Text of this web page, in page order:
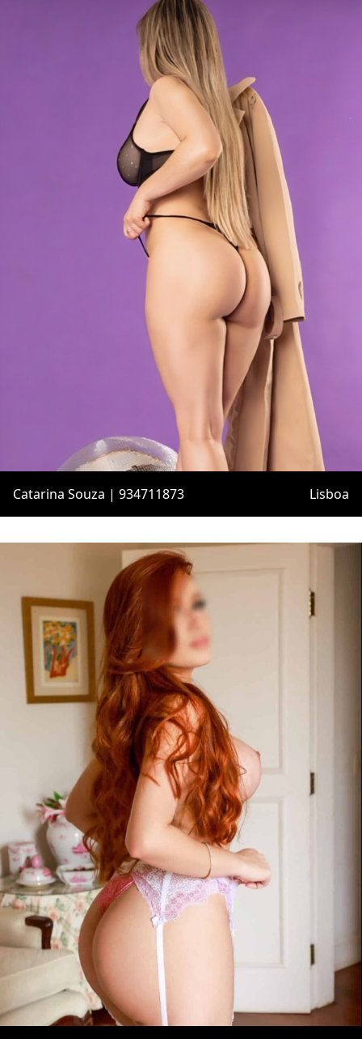
Catarina Souza | 934711873 Lisboa